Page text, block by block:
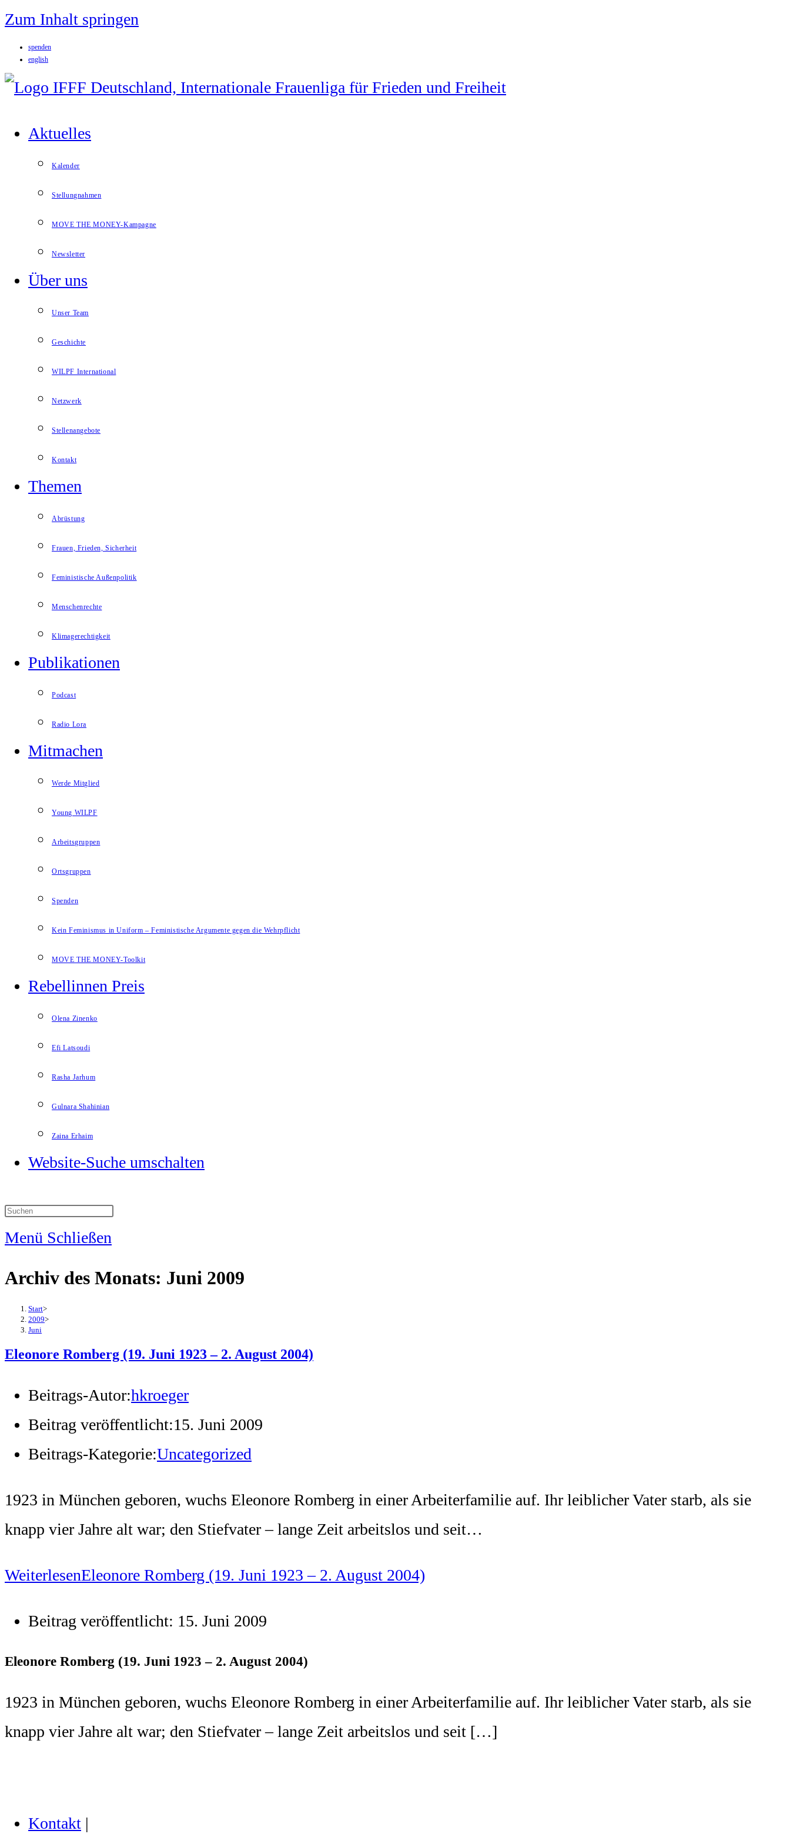
Zum Inhalt springen
spenden
english
Aktuelles
Kalender
Stellungnahmen
MOVE THE MONEY-Kampagne
Newsletter
Über uns
Unser Team
Geschichte
WILPF International
Netzwerk
Stellenangebote
Kontakt
Themen
Abrüstung
Frauen, Frieden, Sicherheit
Feministische Außenpolitik
Menschenrechte
Klimagerechtigkeit
Publikationen
Podcast
Radio Lora
Mitmachen
Werde Mitglied
Young WILPF
Arbeitsgruppen
Ortsgruppen
Spenden
Kein Feminismus in Uniform – Feministische Argumente gegen die Wehrpflicht
MOVE THE MONEY-Toolkit
Rebellinnen Preis
Olena Zinenko
Efi Latsoudi
Rasha Jarhum
Gulnara Shahinian
Zaina Erhaim
Website-Suche umschalten
Menü Schließen
Archiv des Monats: Juni 2009
Start>
2009>
Juni
Eleonore Romberg (19. Juni 1923 – 2. August 2004)
Beitrags-Autor:hkroeger
Beitrag veröffentlicht:15. Juni 2009
Beitrags-Kategorie:Uncategorized
1923 in München geboren, wuchs Eleonore Romberg in einer Arbeiterfamilie auf. Ihr leiblicher Vater starb, als sie
knapp vier Jahre alt war; den Stiefvater – lange Zeit arbeitslos und seit…
WeiterlesenEleonore Romberg (19. Juni 1923 – 2. August 2004)
Beitrag veröffentlicht: 15. Juni 2009
Eleonore Romberg (19. Juni 1923 – 2. August 2004)
1923 in München geboren, wuchs Eleonore Romberg in einer Arbeiterfamilie auf. Ihr leiblicher Vater starb, als sie
knapp vier Jahre alt war; den Stiefvater – lange Zeit arbeitslos und seit […]
Kontakt |